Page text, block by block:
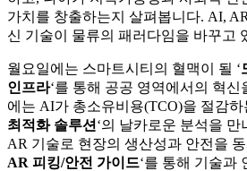
가치를 창출하는지 살펴봅니다. AI,
신 기술이 물류의 패러다임을 바꾸고
월요일에는 스마트시티의 혈맥이 될 ‘
인프라‘를 통해 공공 영역에서의 혁신
에는 AI가 총소유비용(TCO)을 절감하
최적화 솔루션 ‘의 날카로운 분석을
AR 기술로 현장의 생산성과 안전을 동
AR 피킹/안전 가이드‘를 통해 기술과